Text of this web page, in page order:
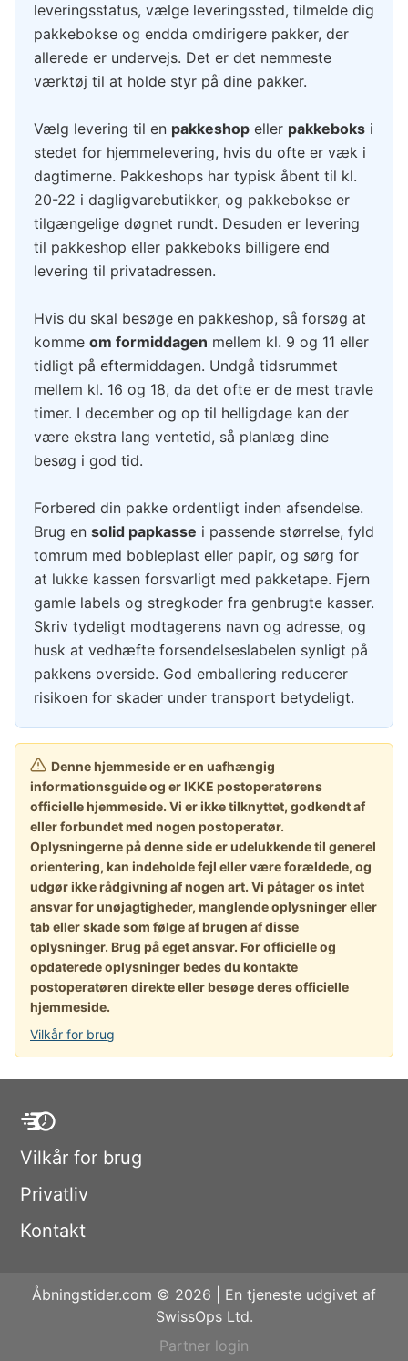
leveringsstatus, vælge leveringssted, tilmelde dig
pakkebokse og endda omdirigere pakker, der
allerede er undervejs. Det er det nemmeste
værktøj til at holde styr på dine pakker.
Vælg levering til en pakkeshop eller pakkeboks i
stedet for hjemmelevering, hvis du ofte er væk i
dagtimerne. Pakkeshops har typisk åbent til kl.
20-22 i dagligvarebutikker, og pakkebokse er
tilgængelige døgnet rundt. Desuden er levering
til pakkeshop eller pakkeboks billigere end
levering til privatadressen.
Hvis du skal besøge en pakkeshop, så forsøg at
komme om formiddagen mellem kl. 9 og 11 eller
tidligt på eftermiddagen. Undgå tidsrummet
mellem kl. 16 og 18, da det ofte er de mest travle
timer. I december og op til helligdage kan der
være ekstra lang ventetid, så planlæg dine
besøg i god tid.
Forbered din pakke ordentligt inden afsendelse.
Brug en solid papkasse i passende størrelse, fyld
tomrum med bobleplast eller papir, og sørg for
at lukke kassen forsvarligt med pakketape. Fjern
gamle labels og stregkoder fra genbrugte kasser.
Skriv tydeligt modtagerens navn og adresse, og
husk at vedhæfte forsendelseslabelen synligt på
pakkens overside. God emballering reducerer
risikoen for skader under transport betydeligt.
Denne hjemmeside er en uafhængig
informationsguide og er IKKE postoperatørens
officielle hjemmeside. Vi er ikke tilknyttet, godkendt af
eller forbundet med nogen postoperatør.
Oplysningerne på denne side er udelukkende til generel
orientering, kan indeholde fejl eller være forældede, og
udgør ikke rådgivning af nogen art. Vi påtager os intet
ansvar for unøjagtigheder, manglende oplysninger eller
tab eller skade som følge af brugen af disse
oplysninger. Brug på eget ansvar. For officielle og
opdaterede oplysninger bedes du kontakte
postoperatøren direkte eller besøge deres officielle
hjemmeside.
Vilkår for brug
Vilkår for brug
Privatliv
Kontakt
Åbningstider.com © 2026 | En tjeneste udgivet af
SwissOps Ltd.
Partner login